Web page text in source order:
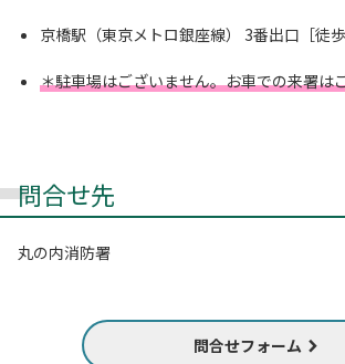
京橋駅（東京メトロ銀座線） 3番出口［徒歩
＊駐車場はございません。お車での来署
問合せ先
丸の内消防署
問合せフォーム